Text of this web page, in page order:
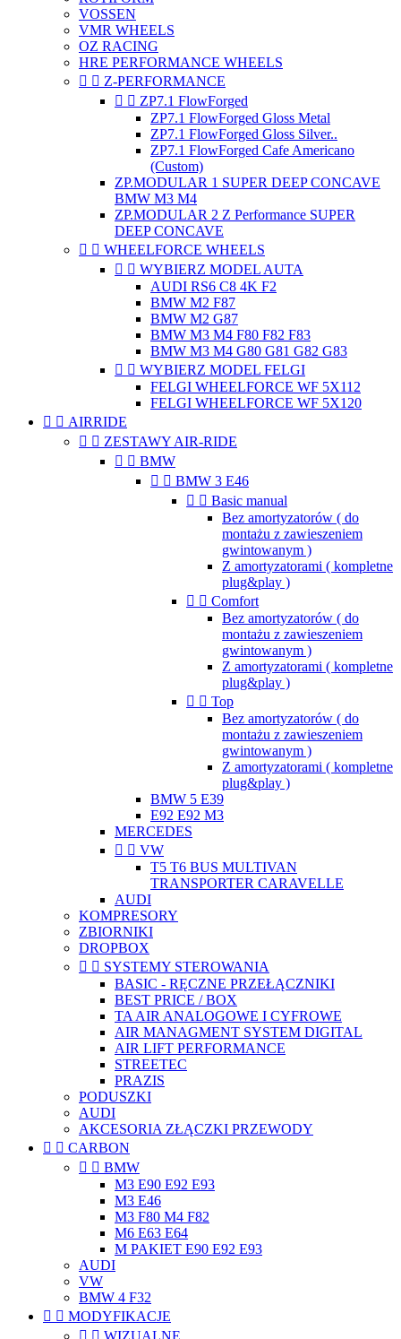
VOSSEN
VMR WHEELS
OZ RACING
HRE PERFORMANCE WHEELS
  Z-PERFORMANCE
  ZP7.1 FlowForged
ZP7.1 FlowForged Gloss Metal
ZP7.1 FlowForged Gloss Silver..
ZP7.1 FlowForged Cafe Americano
(Custom)
ZP.MODULAR 1 SUPER DEEP CONCAVE
BMW M3 M4
ZP.MODULAR 2 Z Performance SUPER
DEEP CONCAVE
  WHEELFORCE WHEELS
  WYBIERZ MODEL AUTA
AUDI RS6 C8 4K F2
BMW M2 F87
BMW M2 G87
BMW M3 M4 F80 F82 F83
BMW M3 M4 G80 G81 G82 G83
  WYBIERZ MODEL FELGI
FELGI WHEELFORCE WF 5X112
FELGI WHEELFORCE WF 5X120
  AIRRIDE
  ZESTAWY AIR-RIDE
  BMW
  BMW 3 E46
  Basic manual
Bez amortyzatorów ( do
montażu z zawieszeniem
gwintowanym )
Z amortyzatorami ( kompletne
plug&play )
  Comfort
Bez amortyzatorów ( do
montażu z zawieszeniem
gwintowanym )
Z amortyzatorami ( kompletne
plug&play )
  Top
Bez amortyzatorów ( do
montażu z zawieszeniem
gwintowanym )
Z amortyzatorami ( kompletne
plug&play )
BMW 5 E39
E92 E92 M3
MERCEDES
  VW
T5 T6 BUS MULTIVAN
TRANSPORTER CARAVELLE
AUDI
KOMPRESORY
ZBIORNIKI
DROPBOX
  SYSTEMY STEROWANIA
BASIC - RĘCZNE PRZEŁĄCZNIKI
BEST PRICE / BOX
TA AIR ANALOGOWE I CYFROWE
AIR MANAGMENT SYSTEM DIGITAL
AIR LIFT PERFORMANCE
STREETEC
PRAZIS
PODUSZKI
AUDI
AKCESORIA ZŁĄCZKI PRZEWODY
  CARBON
  BMW
M3 E90 E92 E93
M3 E46
M3 F80 M4 F82
M6 E63 E64
M PAKIET E90 E92 E93
AUDI
VW
BMW 4 F32
  MODYFIKACJE
  WIZUALNE